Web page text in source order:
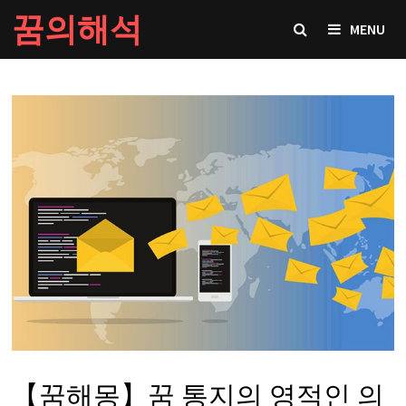
Skip
to
content
꿈의해석 MENU
【꿈해몽】꿈 통지의 영적인 의